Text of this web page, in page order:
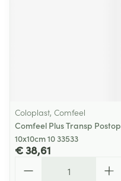
Coloplast, Comfeel
Comfeel Plus Transp Postop
10x10cm 10 33533
€ 38,61